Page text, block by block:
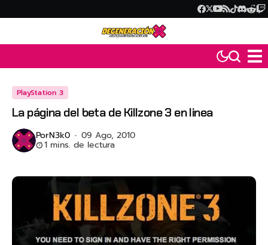
PlayStation 3
La página del beta de Killzone 3 en linea
PorN3k0 09 Ago, 2010
1 mins. de lectura